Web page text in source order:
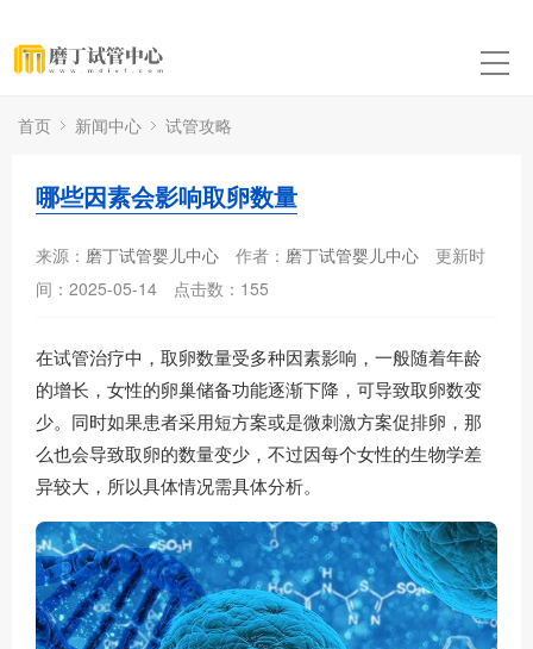
首页 新闻中心 试管攻略
哪些因素会影响取卵数量
来源： 磨丁试管婴儿中心 作者： 磨丁试管婴儿中心
更新时
间：2025-05-14
点击数： 155
在试管治疗中，取卵数量受多种因素影响，一般随着年龄
的增长，女性的卵巢储备功能逐渐下降，可导致取卵数变
少。同时如果患者采用短方案或是微刺激方案促排卵，那
么也会导致取卵的数量变少，不过因每个女性的生物学差
异较大，所以具体情况需具体分析。